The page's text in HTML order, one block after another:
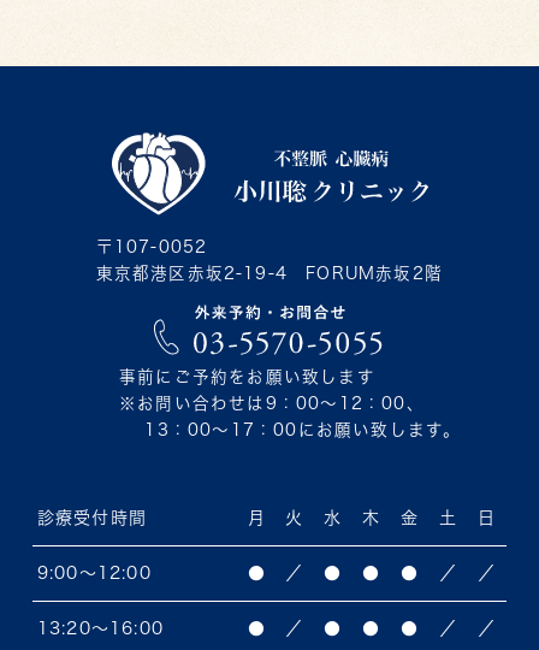
〒107-0052
東京都港区赤坂2-19-4 FORUM赤坂2階
事前にご予約をお願い致します
※お問い合わせは9：00〜12：00、
13：00〜17：00にお願い致します。
診療受付時間 月 火 水 木 金 土 日
9:00～12:00 ● ／ ● ● ● ／ ／
13:20～16:00 ● ／ ● ● ● ／ ／